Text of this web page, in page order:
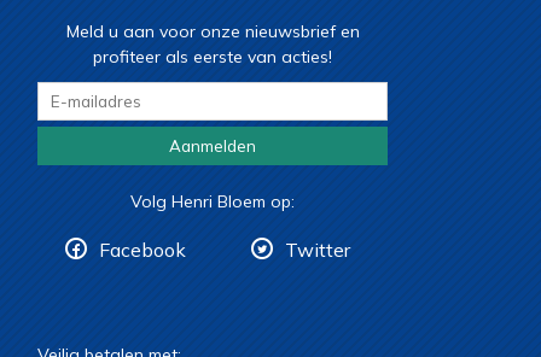
Meld u aan voor onze nieuwsbrief en
profiteer als eerste van acties!
Aanmelden
Volg Henri Bloem op:
Facebook Twitter